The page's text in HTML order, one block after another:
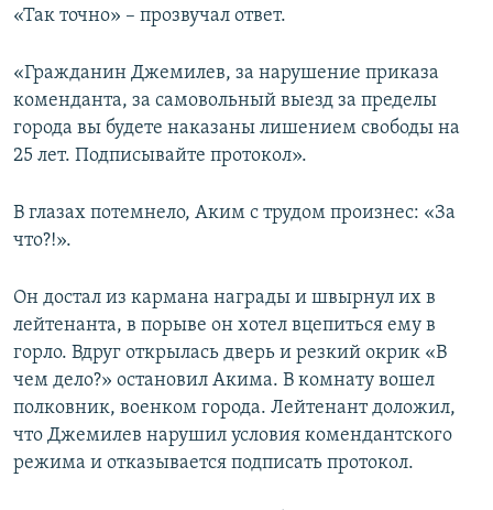
«Так точно» – прозвучал ответ.
«Гражданин Джемилев, за нарушение приказа
коменданта, за самовольный выезд за пределы
города вы будете наказаны лишением свободы на
25 лет. Подписывайте протокол».
В глазах потемнело, Аким с трудом произнес: «За
что?!».
Он достал из кармана награды и швырнул их в
лейтенанта, в порыве он хотел вцепиться ему в
горло. Вдруг открылась дверь и резкий окрик «В
чем дело?» остановил Акима. В комнату вошел
полковник, военком города. Лейтенант доложил,
что Джемилев нарушил условия комендантского
режима и отказывается подписать протокол.